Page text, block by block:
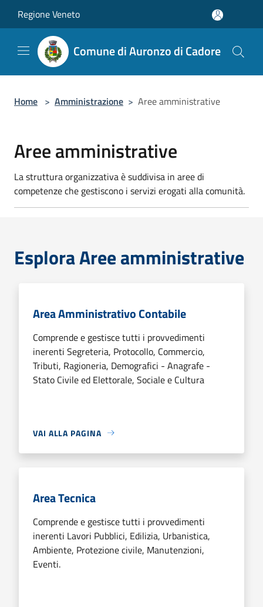
Regione Veneto
Comune di Auronzo di Cadore
Home > Amministrazione > Aree amministrative
Aree amministrative
La struttura organizzativa è suddivisa in aree di
competenze che gestiscono i servizi erogati alla comunità.
Esplora Aree amministrative
Area Amministrativo Contabile
Comprende e gestisce tutti i provvedimenti
inerenti Segreteria, Protocollo, Commercio,
Tributi, Ragioneria, Demografici - Anagrafe -
Stato Civile ed Elettorale, Sociale e Cultura
VAI ALLA PAGINA
Area Tecnica
Comprende e gestisce tutti i provvedimenti
inerenti Lavori Pubblici, Edilizia, Urbanistica,
Ambiente, Protezione civile, Manutenzioni,
Eventi.